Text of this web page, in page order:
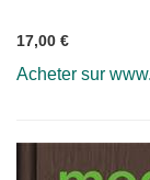
17,00 €
Acheter sur